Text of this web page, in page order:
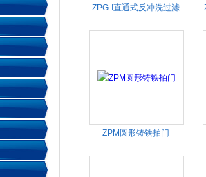
ZPG-I直通式反冲洗过滤
ZPM圆形铸铁拍门